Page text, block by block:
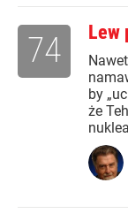
Lew
by
że
74